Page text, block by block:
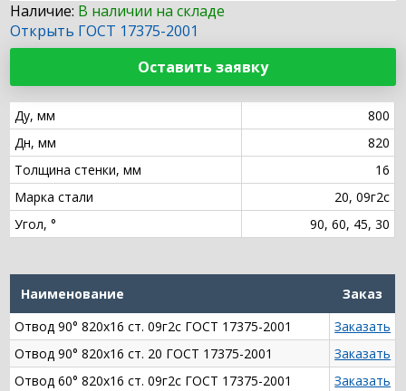
Наличие: В наличии на складе
Открыть ГОСТ 17375-2001
Оставить заявку
Ду, мм
800
Дн, мм
820
Толщина стенки, мм
16
Марка стали
20, 09г2с
Угол, °
90, 60, 45, 30
Наименование
Заказ
Отвод 90° 820х16 ст. 09г2с ГОСТ 17375-2001
Заказать
Отвод 90° 820х16 ст. 20 ГОСТ 17375-2001
Заказать
Отвод 60° 820х16 ст. 09г2с ГОСТ 17375-2001
Заказать